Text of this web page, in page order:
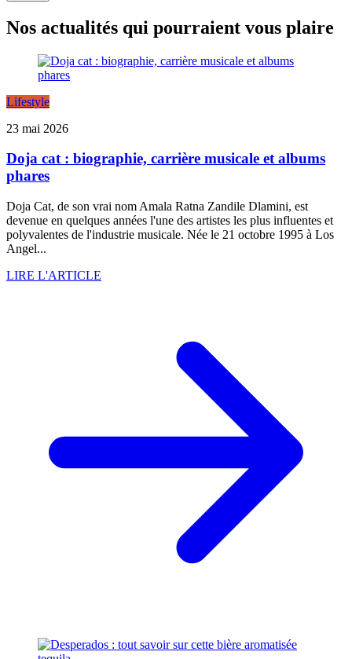
Nos actualités qui pourraient vous plaire
Lifestyle
23 mai 2026
Doja cat : biographie, carrière musicale et albums
phares
Doja Cat, de son vrai nom Amala Ratna Zandile Dlamini, est
devenue en quelques années l'une des artistes les plus influentes et
polyvalentes de l'industrie musicale. Née le 21 octobre 1995 à Los
Angel...
LIRE L'ARTICLE